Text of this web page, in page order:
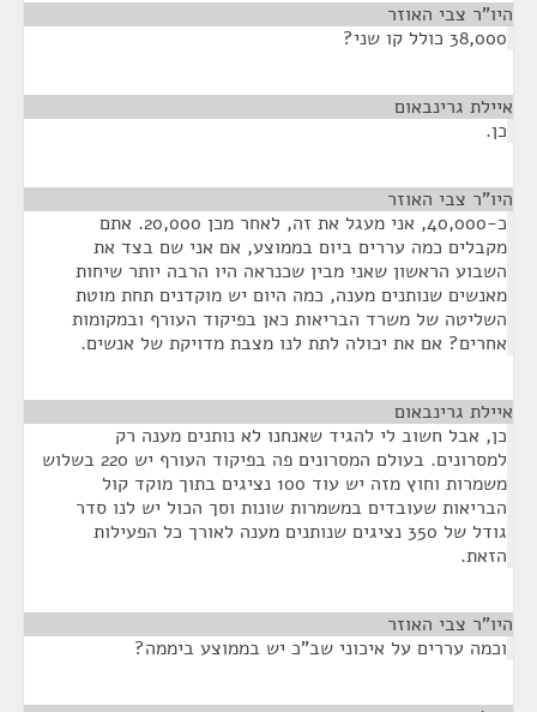
היו"ר צבי האוזר
38,000 כולל קו שני?
איילת גרינבאום
כן.
היו"ר צבי האוזר
כ-40,000, אני מעגל את זה, לאחר מכן 20,000. אתם
מקבלים כמה עררים ביום בממוצע, אם אני שם בצד את
השבוע הראשון שאני מבין שכנראה היו הרבה יותר שיחות
מאנשים שנותנים מענה, כמה היום יש מוקדנים תחת מוטת
השליטה של משרד הבריאות כאן בפיקוד העורף ובמקומות
אחרים? אם את יכולה לתת לנו מצבת מדויקת של אנשים.
איילת גרינבאום
כן, אבל חשוב לי להגיד שאנחנו לא נותנים מענה רק
למסרונים. בעולם המסרונים פה בפיקוד העורף יש 220 בשלוש
משמרות וחוץ מזה יש עוד 100 נציגים בתוך מוקד קול
הבריאות שעובדים במשמרות שונות וסך הכול יש לנו סדר
גודל של 350 נציגים שנותנים מענה לאורך כל הפעילות
הזאת.
היו"ר צבי האוזר
וכמה עררים על איכוני שב"כ יש בממוצע ביממה?